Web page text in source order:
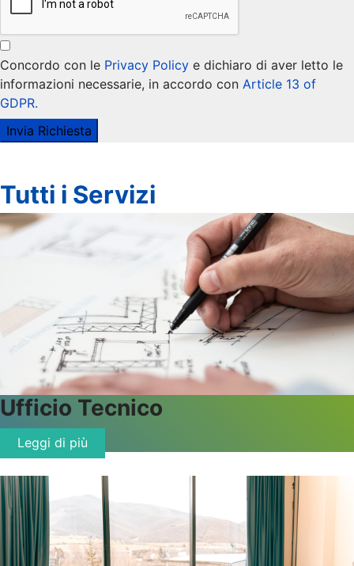
Concordo con le Privacy Policy e dichiaro di aver letto le
informazioni necessarie, in accordo con Article 13 of
GDPR.
Invia Richiesta
Tutti i Servizi
Ufficio Tecnico
Leggi di più